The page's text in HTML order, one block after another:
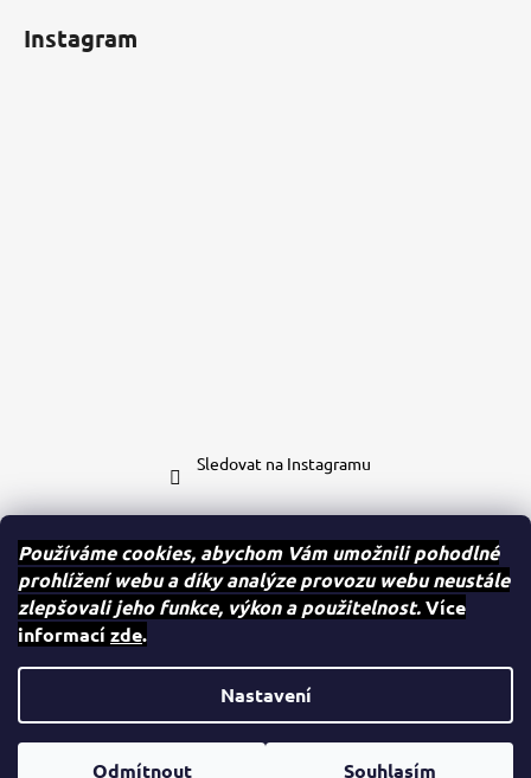
Používáme cookies, abychom Vám umožnili pohodlné
prohlížení webu a díky analýze provozu webu neustále
zlepšovali jeho funkce, výkon a použitelnost.Více
informací zde.
Nastavení
Odmítnout Souhlasím
Instagram
Sledovat na Instagramu
Kontakt
eshop@case-mates.cz
+420 604 280 091
Case.mates
case.mates
Copyright 2026case-mates.cz . Všechna práva vyhrazena.